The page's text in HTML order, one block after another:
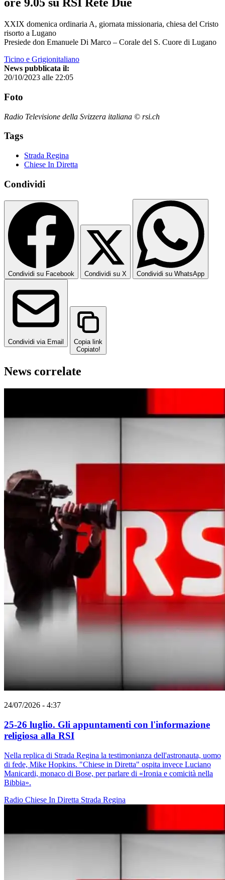
XXIX domenica ordinaria A, giornata missionaria, chiesa del Cristo
risorto a Lugano
Presiede don Emanuele Di Marco – Corale del S. Cuore di Lugano
Ticino e Grigionitaliano
News pubblicata il:
20/10/2023 alle 22:05
Foto
Radio Televisione della Svizzera italiana © rsi.ch
Tags
Strada Regina
Chiese In Diretta
Condividi
Condividi su Facebook Condividi su X Condividi su WhatsApp
Condividi via Email
Copia link
Copiato!
News correlate
24/07/2026 - 4:37
25-26 luglio. Gli appuntamenti con l'informazione
religiosa alla RSI
Nella replica di Strada Regina la testimonianza dell'astronauta, uomo
di fede, Mike Hopkins. "Chiese in Diretta" ospita invece Luciano
Manicardi, monaco di Bose, per parlare di «Ironia e comicità nella
Bibbia».
Radio Chiese In Diretta Strada Regina